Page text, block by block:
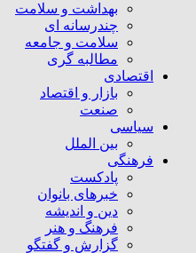
بهداشت و سلامت
چندرسانه ای
سلامت و جامعه
مطالبه گری
اقتصادی
بازار و اقتصاد
صنعت
سیاسی
بین الملل
فرهنگی
پادکست
خبرهای بانوان
دین و اندیشه
فرهنگ و هنر
گزارش و گفتگو